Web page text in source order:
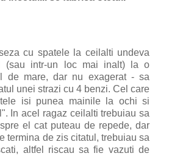
cu spatele la ceilalti undeva
(sau intr-un loc mai inalt) la o
de mare, dar nu exagerat - sa
unei strazi cu 4 benzi. Cel care
isi punea mainile la ochi si
In acel ragaz ceilalti trebuiau sa
el cat puteau de repede, dar
termina de zis citatul, trebuiau sa
altfel riscau sa fie vazuti de